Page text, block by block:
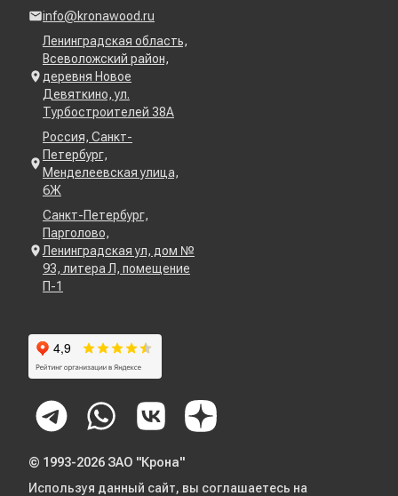
info@kronawood.ru
Ленинградская область,
Всеволожский район,
деревня Новое
Девяткино, ул.
Турбостроителей 38А
Россия, Санкт-
Петербург,
Менделеевская улица,
6Ж
Санкт-Петербург,
Парголово,
Ленинградская ул, дом №
93, литера Л, помещение
П-1
© 1993-2026 ЗАО "Крона"
Используя данный сайт, вы соглашаетесь на